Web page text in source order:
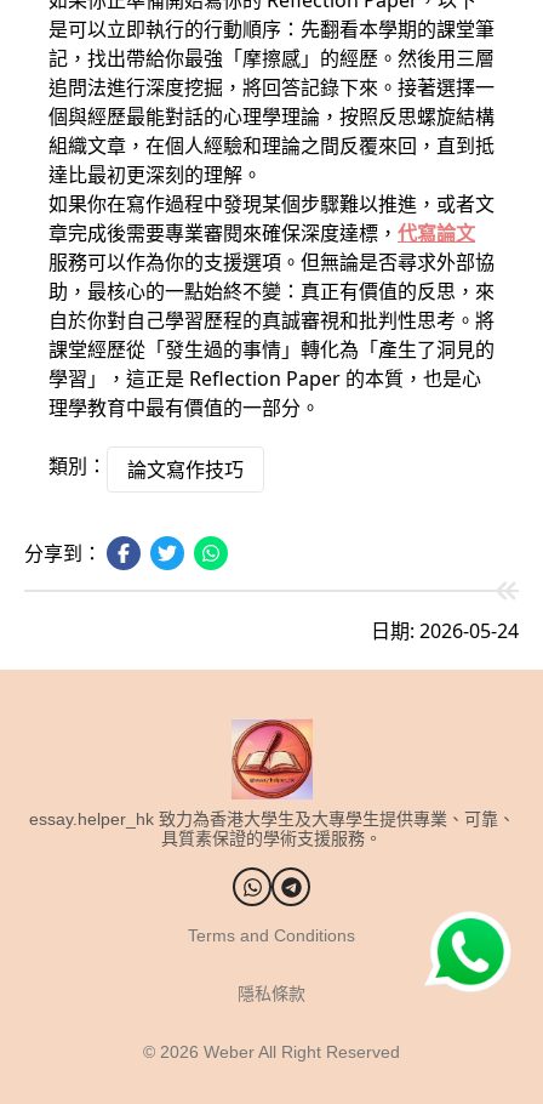
是可以立即執行的行動順序：先翻看本學期的課堂筆
記，找出帶給你最強「摩擦感」的經歷。然後用三層
追問法進行深度挖掘，將回答記錄下來。接著選擇一
個與經歷最能對話的心理學理論，按照反思螺旋結構
組織文章，在個人經驗和理論之間反覆來回，直到抵
達比最初更深刻的理解。
如果你在寫作過程中發現某個步驟難以推進，或者文
章完成後需要專業審閱來確保深度達標， 代寫論文
服務可以作為你的支援選項。但無論是否尋求外部協
助，最核心的一點始終不變：真正有價值的反思，來
自於你對自己學習歷程的真誠審視和批判性思考。將
課堂經歷從「發生過的事情」轉化為「產生了洞見的
學習」，這正是 Reflection Paper 的本質，也是心
理學教育中最有價值的一部分。
類別： 論文寫作技巧
分享到：
日期: 2026-05-24
essay.helper_hk 致力為香港大學生及大專學生提供專業、可靠、
具質素保證的學術支援服務。
Terms and Conditions
隱私條款
© 2026 Weber All Right Reserved